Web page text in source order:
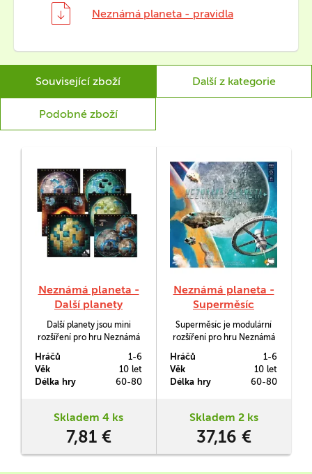
Neznámá planeta - pravidla
Související zboží Další z kategorie
Podobné zboží
Neznámá planeta -
Další planety
Další planety jsou mini
rozšíření pro hru Neznámá
planet z KS edice hry. Jedná
se o planety Charybda,
Kaax, Pažitov, Zapomnění,
Hráčů
1-6
Věk
10 let
Délka hry
60-80
Skladem 4 ks
7,81 €
Neznámá planeta -
Superměsíc
Superměsíc je modulární
rozšíření pro hru Neznámá
samostatně hratelné
moduly (Superměsíc,
Záchranné moduly a Dílky
S.U.S.A.N. a další dodatečný
Hráčů
1-6
Věk
10 let
Délka hry
60-80
Skladem 2 ks
37,16 €